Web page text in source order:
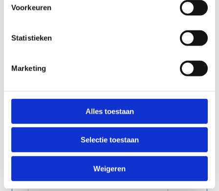
Voorkeuren
Statistieken
Marketing
Alles toestaan
Selectie toestaan
Weigeren
kaart, ...)
Jouw contactgegevens